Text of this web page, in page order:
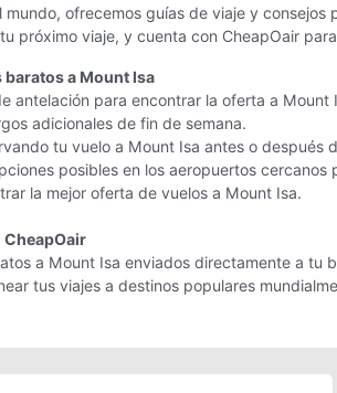
ofrecemos guías de viaje y
próximo viaje, y cuenta con CheapOair
a Mount Isa
antelación para encontrar la oferta a Mount
adicionales de fin de semana.
tu vuelo a Mount Isa antes o después
posibles en los aeropuertos
la mejor oferta de vuelos a Mount Isa.
a Mount Isa enviados directamente a
tus viajes a destinos populares